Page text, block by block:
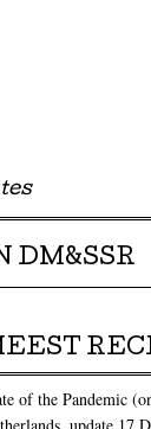
DM&SSR
of the Pandemic